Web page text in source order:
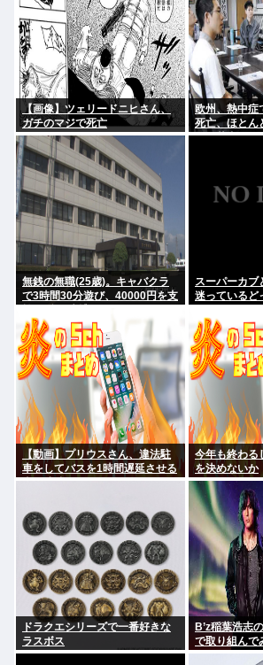
【画像】ツェリードニヒさん、
ガチのマジで死亡
欧州、熱中
死亡、ほとん
代、若者は元
無銭の無職(25歳)。キャバクラ
で3時間30分遊び、40000円を支
スーパーカブ
迷っているど
【動画】プリウスさん、違法駐
車をしてバスを1時間遅延させる
事に成功してしまうwww
今年も終わる
を決めないか
ドラクエシリーズで一番好きな
ラスボス
B’z稲葉浩志
で取り組んで
てわからない